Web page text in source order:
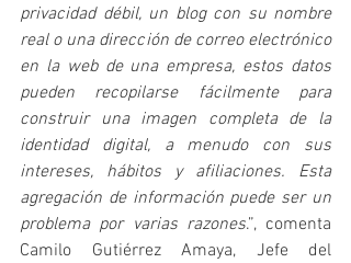
privacidad débil, un blog con su nombre
real o una dirección de correo electrónico
en la web de una empresa, estos datos
pueden recopilarse fácilmente para
construir una imagen completa de la
identidad digital, a menudo con sus
intereses, hábitos y afiliaciones. Esta
agregación de información puede ser un
problema por varias razones.”, comenta
Camilo Gutiérrez Amaya, Jefe del